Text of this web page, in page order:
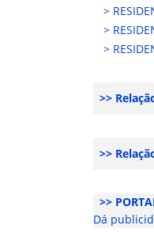
>
>
>
>>
>>
>>
Dá